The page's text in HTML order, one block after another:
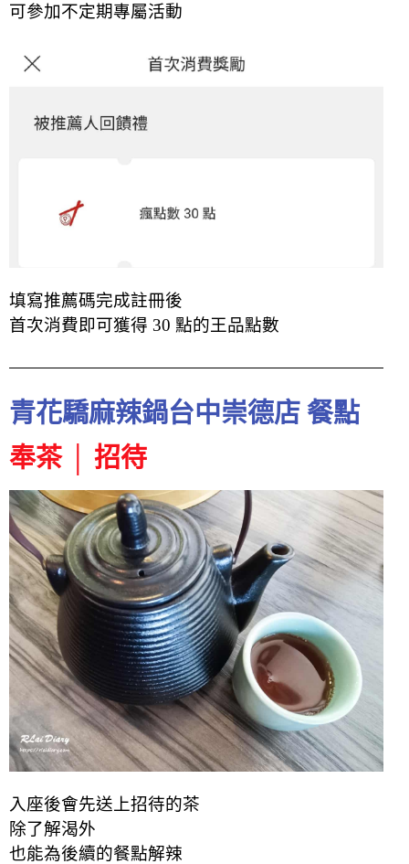
可參加不定期專屬活動
填寫推薦碼完成註冊後
首次消費即可獲得 30 點的王品點數
青花驕麻辣鍋台中崇德店 餐點
奉茶 │ 招待
入座後會先送上招待的茶
除了解渴外
也能為後續的餐點解辣